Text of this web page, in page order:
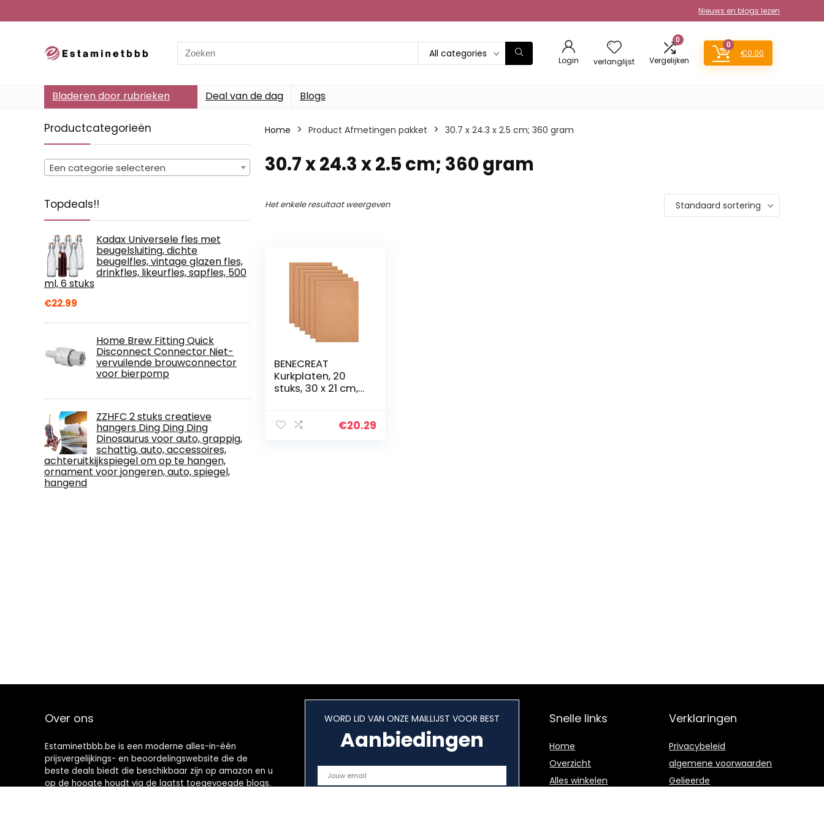
Nieuws en blogs lezen
Search
for:
All categories
Login verlanglijst
0
Vergelijken
0
€0.00
Bladeren door rubrieken Deal van de dag Blogs
Productcategorieën
Een categorie selecteren
Topdeals!!
Kadax Universele fles met
beugelsluiting, dichte
beugelfles, vintage glazen fles,
drinkfles, likeurfles, sapfles, 500
ml, 6 stuks
€22.99
Home Brew Fitting Quick
Disconnect Connector Niet-
vervuilende brouwconnector
voor bierpomp
ZZHFC 2 stuks creatieve
hangers Ding Ding Ding
Dinosaurus voor auto, grappig,
schattig, auto, accessoires,
achteruitkijkspiegel om op te hangen,
ornament voor jongeren, auto, spiegel,
hangend
Home Product Afmetingen pakket ‎30.7 x 24.3 x 2.5 cm; 360 gram
‎30.7 x 24.3 x 2.5 cm; 360 gram
Het enkele resultaat weergeven Standaard sortering
BENECREAT
Kurkplaten, 20
stuks, 30 x 21 cm,
geschikt voor€20.29
Over ons
Estaminetbbb.be is een moderne alles-in-één
prijsvergelijkings- en beoordelingswebsite die de
beste deals biedt die beschikbaar zijn op amazon en u
op de hoogte houdt via de laatst toegevoegde blogs.
WORD LID VAN ONZE MAILLIJST VOOR BEST
Aanbiedingen
Snelle links
Home
Overzicht
Alles winkelen
Verklaringen
Privacybeleid
algemene voorwaarden
Gelieerde